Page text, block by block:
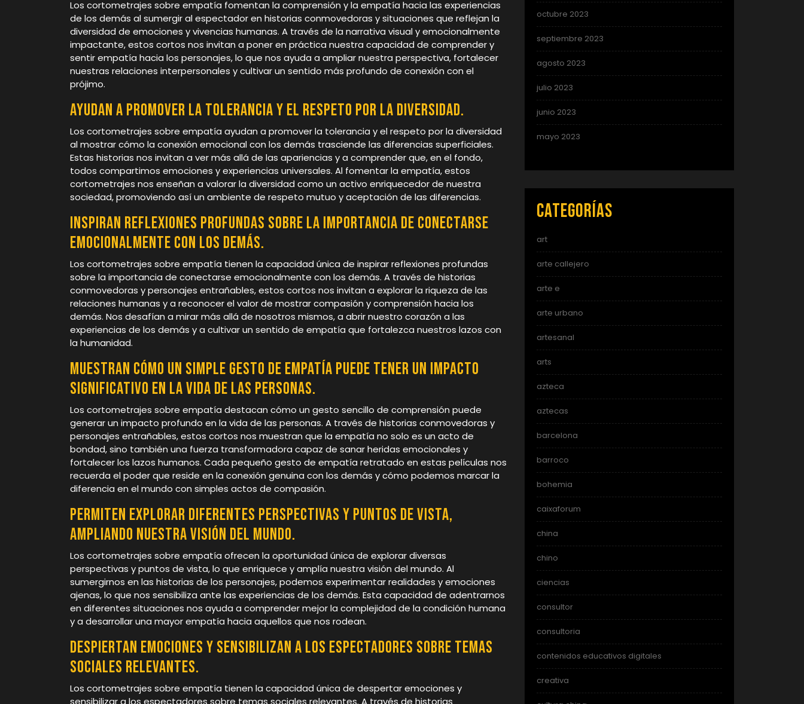
Los cortometrajes sobre empatía fomentan la comprensión y la empatía hacia las experiencias
de los demás al sumergir al espectador en historias conmovedoras y situaciones que reflejan la
diversidad de emociones y vivencias humanas. A través de la narrativa visual y emocionalmente
impactante, estos cortos nos invitan a poner en práctica nuestra capacidad de comprender y
sentir empatía hacia los personajes, lo que nos ayuda a ampliar nuestra perspectiva, fortalecer
nuestras relaciones interpersonales y cultivar un sentido más profundo de conexión con el
prójimo.
Ayudan a promover la tolerancia y el respeto por la diversidad.
Los cortometrajes sobre empatía ayudan a promover la tolerancia y el respeto por la diversidad
al mostrar cómo la conexión emocional con los demás trasciende las diferencias superficiales.
Estas historias nos invitan a ver más allá de las apariencias y a comprender que, en el fondo,
todos compartimos emociones y experiencias universales. Al fomentar la empatía, estos
cortometrajes nos enseñan a valorar la diversidad como un activo enriquecedor de nuestra
sociedad, promoviendo así un ambiente de respeto mutuo y aceptación de las diferencias.
Inspiran reflexiones profundas sobre la importancia de conectarse
emocionalmente con los demás.
Los cortometrajes sobre empatía tienen la capacidad única de inspirar reflexiones profundas
sobre la importancia de conectarse emocionalmente con los demás. A través de historias
conmovedoras y personajes entrañables, estos cortos nos invitan a explorar la riqueza de las
relaciones humanas y a reconocer el valor de mostrar compasión y comprensión hacia los
demás. Nos desafían a mirar más allá de nosotros mismos, a abrir nuestro corazón a las
experiencias de los demás y a cultivar un sentido de empatía que fortalezca nuestros lazos con
la humanidad.
Muestran cómo un simple gesto de empatía puede tener un impacto
significativo en la vida de las personas.
Los cortometrajes sobre empatía destacan cómo un gesto sencillo de comprensión puede
generar un impacto profundo en la vida de las personas. A través de historias conmovedoras y
personajes entrañables, estos cortos nos muestran que la empatía no solo es un acto de
bondad, sino también una fuerza transformadora capaz de sanar heridas emocionales y
fortalecer los lazos humanos. Cada pequeño gesto de empatía retratado en estas películas nos
recuerda el poder que reside en la conexión genuina con los demás y cómo podemos marcar la
diferencia en el mundo con simples actos de compasión.
Permiten explorar diferentes perspectivas y puntos de vista,
ampliando nuestra visión del mundo.
Los cortometrajes sobre empatía ofrecen la oportunidad única de explorar diversas
perspectivas y puntos de vista, lo que enriquece y amplía nuestra visión del mundo. Al
sumergirnos en las historias de los personajes, podemos experimentar realidades y emociones
ajenas, lo que nos sensibiliza ante las experiencias de los demás. Esta capacidad de adentrarnos
en diferentes situaciones nos ayuda a comprender mejor la complejidad de la condición humana
y a desarrollar una mayor empatía hacia aquellos que nos rodean.
Despiertan emociones y sensibilizan a los espectadores sobre temas
sociales relevantes.
Los cortometrajes sobre empatía tienen la capacidad única de despertar emociones y
sensibilizar a los espectadores sobre temas sociales relevantes. A través de historias
octubre 2023
septiembre 2023
agosto 2023
julio 2023
junio 2023
mayo 2023
Categorías
art
arte callejero
arte e
arte urbano
artesanal
arts
azteca
aztecas
barcelona
barroco
bohemia
caixaforum
china
chino
ciencias
consultor
consultoria
contenidos educativos digitales
creativa